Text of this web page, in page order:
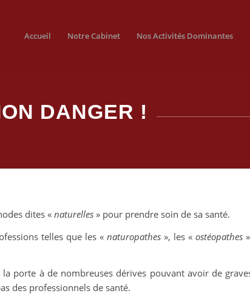
Accueil Notre Cabinet Nos Activités Dominantes
DANGER !
dites « naturelles » pour prendre soin de sa santé.
telles que les «naturopathes », les «ostéopathes
porte à de nombreuses dérives pouvant avoir de
des professionnels de santé.